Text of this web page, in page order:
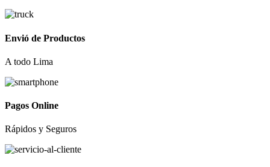
Envió de Productos
A todo Lima
Pagos Online
Rápidos y Seguros